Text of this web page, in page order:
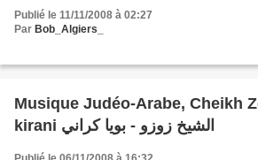
Publié le 11/11/2008 à 02:27
Par Bob_Algiers_
Musique Judéo-Arabe, Cheikh
kirani الشيخ زوزو - بويا كراني